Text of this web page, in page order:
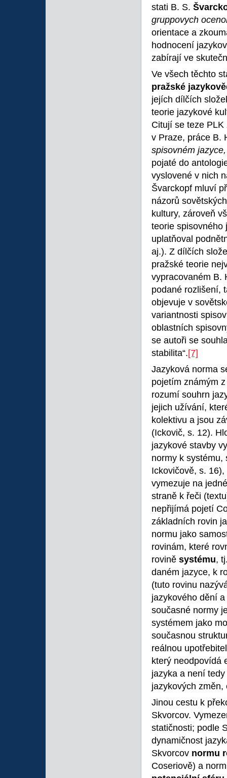
stati B. S.
gruppovych
orientace a
hodnocení
zabírají ve
Ve všech těchto
pražské
jejích dílčích
teorie jazykové
Citují se teze
v Praze, práce B.
spisovném
pojaté do
vyslovené v nich
Švarckopf mluví
názorů
kultury, zároveň
teorie spisovného
uplatňoval
aj.). Z dílčích
pražské teorie
vypracovaném B.
podané rozlišení,
objevuje v
variantnosti
oblastních
se autoři se
stabilita“.[7]
Jazyková norma
pojetím známým
rozumí souhrn
jejich užívání,
kolektivu a jsou
(Ickovič, s. 12).
jazykové stavby
normy k systému,
Ickovičově, s.
vymezuje na
straně k řeči
nepřijímá pojetí
základních rovin
normu jako
rovinám, které
rovině systému,
daném jazyce, k
(tuto rovinu
jazykového dění
současné normy
systémem jako
současnou
reálnou
který neodpovídá
jazyka a není
jazykových
Jinou cestu k
Skvorcov.
statičnosti; podle
dynamičnost
Skvorcov normu
Coseriově) a